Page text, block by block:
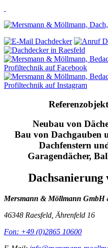
Neubau von
Bau von Dachgauben
Dachfenstern
Garagendächer,
Mersmann & Möllmann GmbH
46348 Raesfeld, Ährenfeld 16
Fon: +49 (0)2865 10600